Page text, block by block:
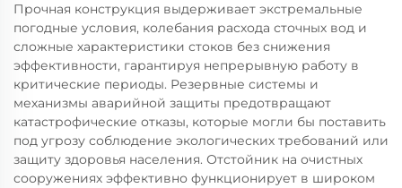
Прочная конструкция выдерживает экстремальные
погодные условия, колебания расхода сточных вод и
сложные характеристики стоков без снижения
эффективности, гарантируя непрерывную работу в
критические периоды. Резервные системы и
механизмы аварийной защиты предотвращают
катастрофические отказы, которые могли бы поставить
под угрозу соблюдение экологических требований или
защиту здоровья населения. Отстойник на очистных
сооружениях эффективно функционирует в широком